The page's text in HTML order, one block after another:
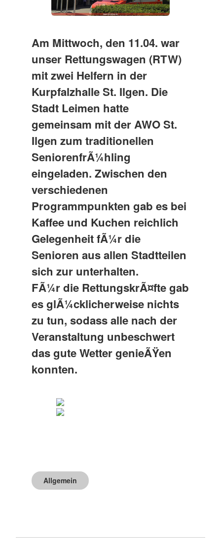
Am Mittwoch, den 11.04. war
unser Rettungswagen (RTW)
mit zwei Helfern in der
Kurpfalzhalle St. Ilgen. Die
Stadt Leimen hatte
gemeinsam mit der AWO St.
Ilgen zum traditionellen
SeniorenfrÃ¼hling
eingeladen. Zwischen den
verschiedenen
Programmpunkten gab es bei
Kaffee und Kuchen reichlich
Gelegenheit fÃ¼r die
Senioren aus allen Stadtteilen
sich zur unterhalten.
FÃ¼r die RettungskrÃ¤fte gab
es glÃ¼cklicherweise nichts
zu tun, sodass alle nach der
Veranstaltung unbeschwert
das gute Wetter genieÃŸen
konnten.
Allgemein